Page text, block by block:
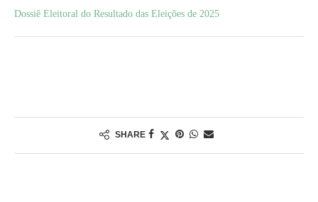
Dossiê Eleitoral do Resultado das Eleições de 2025
SHARE